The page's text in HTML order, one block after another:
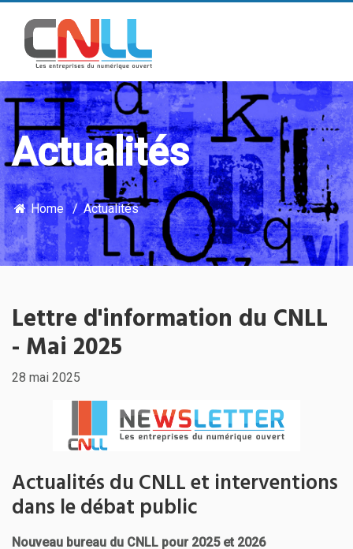
Actualités
Home Actualités
Lettre d'information du CNLL
- Mai 2025
28 mai 2025
Actualités du CNLL et interventions
dans le débat public
Nouveau bureau du CNLL pour 2025 et 2026